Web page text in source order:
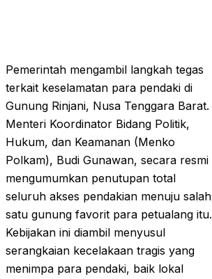
Pemerintah mengambil langkah tegas
terkait keselamatan para pendaki di
Gunung Rinjani, Nusa Tenggara Barat.
Menteri Koordinator Bidang Politik,
Hukum, dan Keamanan (Menko
Polkam), Budi Gunawan, secara resmi
mengumumkan penutupan total
seluruh akses pendakian menuju salah
satu gunung favorit para petualang itu.
Kebijakan ini diambil menyusul
serangkaian kecelakaan tragis yang
menimpa para pendaki, baik lokal